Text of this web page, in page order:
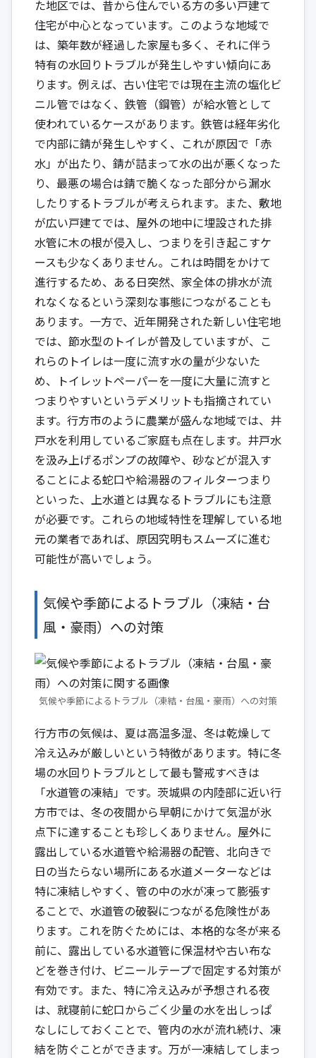
た地区では、昔から住んでいる方の多い戸建て
住宅が中心となっています。このような地域で
は、築年数が経過した家屋も多く、それに伴う
特有の水回りトラブルが発生しやすい傾向にあ
ります。例えば、古い住宅では現在主流の塩化ビ
ニル管ではなく、鉄管（鋼管）が給水管として
使われているケースがあります。鉄管は経年劣化
で内部に錆が発生しやすく、これが原因で「赤
水」が出たり、錆が詰まって水の出が悪くなった
り、最悪の場合は錆で脆くなった部分から漏水
したりするトラブルが考えられます。また、敷地
が広い戸建てでは、屋外の地中に埋設された排
水管に木の根が侵入し、つまりを引き起こすケ
ースも少なくありません。これは時間をかけて
進行するため、ある日突然、家全体の排水が流
れなくなるという深刻な事態につながることも
あります。一方で、近年開発された新しい住宅地
では、節水型のトイレが普及していますが、こ
れらのトイレは一度に流す水の量が少ないた
め、トイレットペーパーを一度に大量に流すと
つまりやすいというデメリットも指摘されてい
ます。行方市のように農業が盛んな地域では、井
戸水を利用しているご家庭も点在します。井戸水
を汲み上げるポンプの故障や、砂などが混入す
ることによる蛇口や給湯器のフィルターつまり
といった、上水道とは異なるトラブルにも注意
が必要です。これらの地域特性を理解している地
元の業者であれば、原因究明もスムーズに進む
可能性が高いでしょう。
気候や季節によるトラブル（凍結・台
風・豪雨）への対策
気候や季節によるトラブル（凍結・台風・豪雨）への対策
行方市の気候は、夏は高温多湿、冬は乾燥して
冷え込みが厳しいという特徴があります。特に冬
場の水回りトラブルとして最も警戒すべきは
「水道管の凍結」です。茨城県の内陸部に近い行
方市では、冬の夜間から早朝にかけて気温が氷
点下に達することも珍しくありません。屋外に
露出している水道管や給湯器の配管、北向きで
日の当たらない場所にある水道メーターなどは
特に凍結しやすく、管の中の水が凍って膨張す
ることで、水道管の破裂につながる危険性があ
ります。これを防ぐためには、本格的な冬が来る
前に、露出している水道管に保温材や古い布な
どを巻き付け、ビニールテープで固定する対策が
有効です。また、特に冷え込みが予想される夜
は、就寝前に蛇口からごく少量の水を出しっぱ
なしにしておくことで、管内の水が流れ続け、凍
結を防ぐことができます。万が一凍結してしまっ